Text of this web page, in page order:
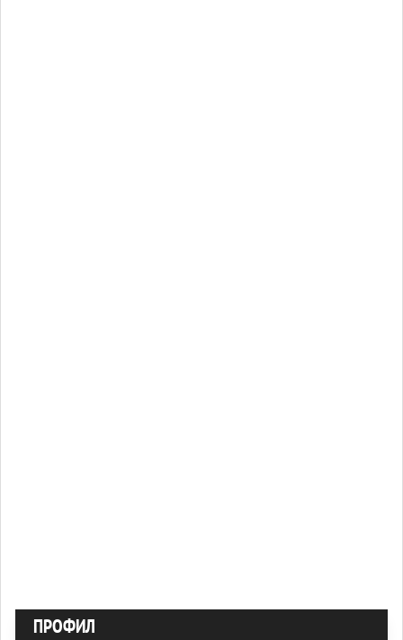
ПРОФИЛ